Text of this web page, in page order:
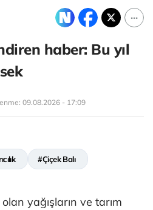
haber: Bu yıl
09.08.2026 - 17:09
#Çiçek Balı
yağışların ve tarım